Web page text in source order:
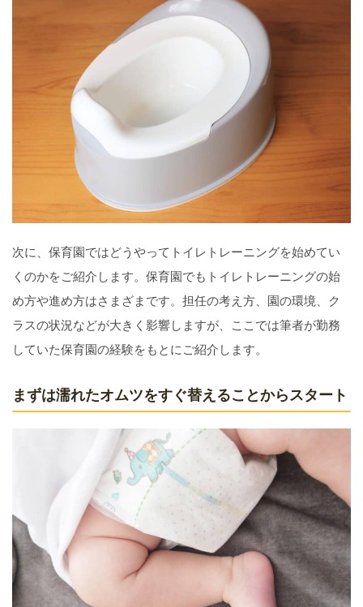
次に、保育園ではどうやってトイレトレーニングを始めてい
くのかをご紹介します。保育園でもトイレトレーニングの始
め方や進め方はさまざまです。担任の考え方、園の環境、ク
ラスの状況などが大きく影響しますが、ここでは筆者が勤務
していた保育園の経験をもとにご紹介します。
まずは濡れたオムツをすぐ替えることからスタート